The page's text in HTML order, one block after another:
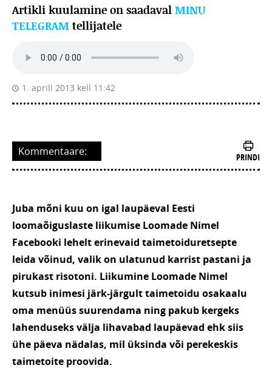
Artikli kuulamine on saadaval MINU
TELEGRAM tellijatele
1. aprill 2013 kell 11:42
Kommentaare: PRINDI
Juba mõni kuu on igal laupäeval Eesti
loomaõiguslaste liikumise Loomade Nimel
Facebooki lehelt erinevaid taimetoiduretsepte
leida võinud, valik on ulatunud karrist pastani ja
pirukast risotoni. Liikumine Loomade Nimel
kutsub inimesi järk-järgult taimetoidu osakaalu
oma menüüs suurendama ning pakub kergeks
lahenduseks välja lihavabad laupäevad ehk siis
ühe päeva nädalas, mil üksinda või perekeskis
taimetoite proovida.